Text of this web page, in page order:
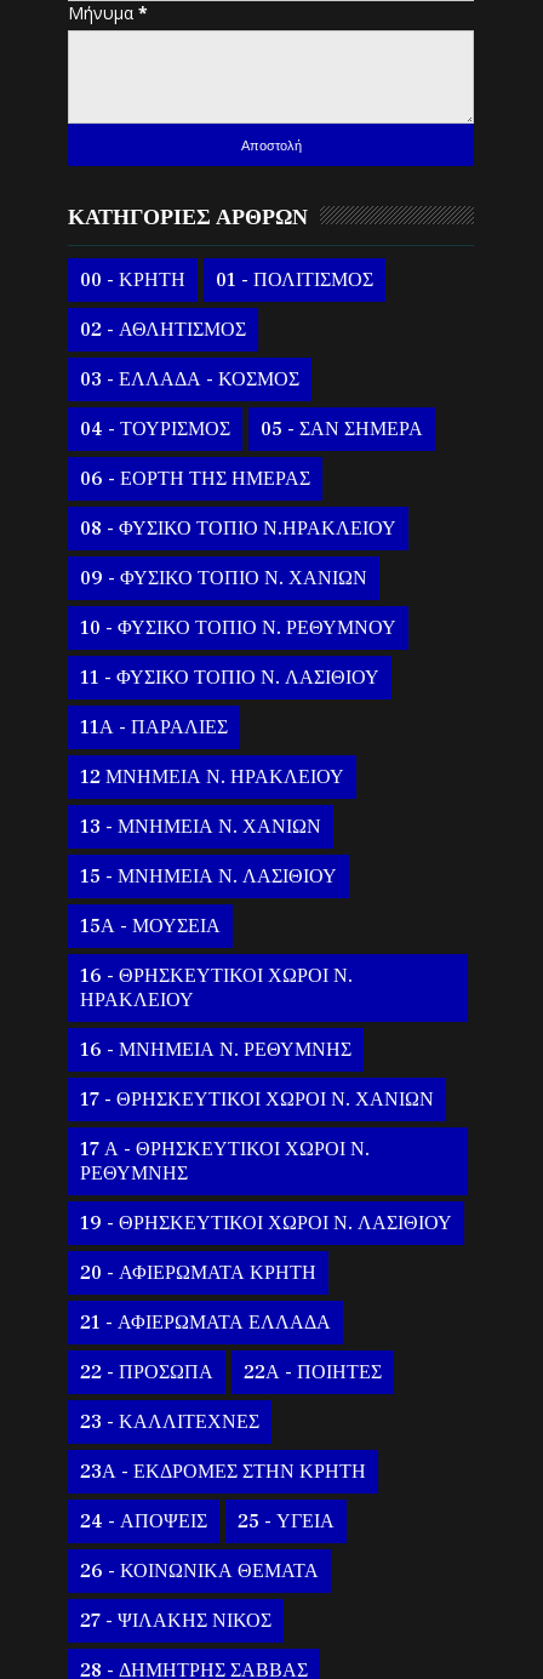
Μήνυμα*
ΚΑΤΗΓΟΡΙΕΣ ΑΡΘΡΩΝ
00 - ΚΡΗΤΗ 01 - ΠΟΛΙΤΙΣΜΟΣ
02 - ΑΘΛΗΤΙΣΜΟΣ
03 - ΕΛΛΑΔΑ - ΚΟΣΜΟΣ
04 - ΤΟΥΡΙΣΜΟΣ 05 - ΣΑΝ ΣΗΜΕΡΑ
06 - ΕΟΡΤΗ ΤΗΣ ΗΜΕΡΑΣ
08 - ΦΥΣΙΚΟ ΤΟΠΙΟ Ν.ΗΡΑΚΛΕΙΟΥ
09 - ΦΥΣΙΚΟ ΤΟΠΙΟ Ν. ΧΑΝΙΩΝ
10 - ΦΥΣΙΚΟ ΤΟΠΙΟ Ν. ΡΕΘΥΜΝΟΥ
11 - ΦΥΣΙΚΟ ΤΟΠΙΟ Ν. ΛΑΣΙΘΙΟΥ
11Α - ΠΑΡΑΛΙΕΣ
12 ΜΝΗΜΕΙΑ Ν. ΗΡΑΚΛΕΙΟΥ
13 - ΜΝΗΜΕΙΑ Ν. ΧΑΝΙΩΝ
15 - ΜΝΗΜΕΙΑ Ν. ΛΑΣΙΘΙΟΥ
15Α - ΜΟΥΣΕΙΑ
16 - ΘΡΗΣΚΕΥΤΙΚΟΙ ΧΩΡΟΙ Ν.
ΗΡΑΚΛΕΙΟΥ
16 - ΜΝΗΜΕΙΑ Ν. ΡΕΘΥΜΝΗΣ
17 - ΘΡΗΣΚΕΥΤΙΚΟΙ ΧΩΡΟΙ Ν. ΧΑΝΙΩΝ
17 Α - ΘΡΗΣΚΕΥΤΙΚΟΙ ΧΩΡΟΙ Ν.
ΡΕΘΥΜΝΗΣ
19 - ΘΡΗΣΚΕΥΤΙΚΟΙ ΧΩΡΟΙ Ν. ΛΑΣΙΘΙΟΥ
20 - ΑΦΙΕΡΩΜΑΤΑ ΚΡΗΤΗ
21 - ΑΦΙΕΡΩΜΑΤΑ ΕΛΛΑΔΑ
22 - ΠΡΟΣΩΠΑ 22Α - ΠΟΙΗΤΕΣ
23 - ΚΑΛΛΙΤΕΧΝΕΣ
23Α - ΕΚΔΡΟΜΕΣ ΣΤΗΝ ΚΡΗΤΗ
24 - ΑΠΟΨΕΙΣ 25 - ΥΓΕΙΑ
26 - ΚΟΙΝΩΝΙΚΑ ΘΕΜΑΤΑ
27 - ΨΙΛΑΚΗΣ ΝΙΚΟΣ
28 - ΔΗΜΗΤΡΗΣ ΣΑΒΒΑΣ